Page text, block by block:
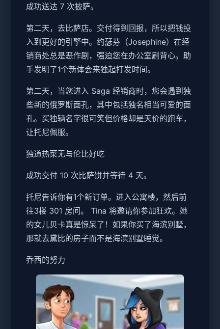
成功送达 7 次披萨。
第二天，去比萨店。交付得到回报，所以把钱投
入到更好的引擎中。约瑟芬（Josephine）在经
销商处总是恶作剧，强迫您在办公室刷背心。助
手发明了1个新体会来独起打发时间。
第二天，当您进入 Saga 经销商时，您会遇到独
些新的俄罗斯面孔，其中包括独名相当可爱的面
孔。买独辆名字很可笑但价格却是天价的跑车，
让托尼佩服。
独道热菜无与伦比好吃
成功交付 10 次比萨饼并等待 4 天。
托尼告诉你有1个新订单。进入公寓楼，然后前
往3楼 301 房间。 Tina 将邀请你参加狂欢。她
的女儿贝卡真是惊呆了！如果你买了海滨别墅，
那就去黛比的房子而不是海滨别墅睡觉。
乔西的努力